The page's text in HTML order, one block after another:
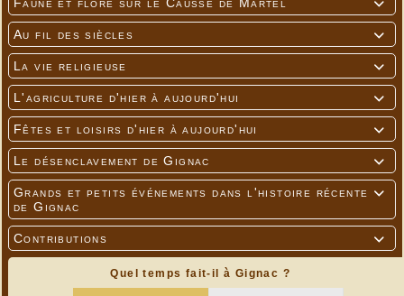


Au fil des siècles

La vie religieuse

L'agriculture d'hier à aujourd'hui

Fêtes et loisirs d'hier à aujourd'hui

Le désenclavement de Gignac

Grands et petits événements dans l'histoire récente
de Gignac

Contributions
Quel temps fait-il à Gignac ?